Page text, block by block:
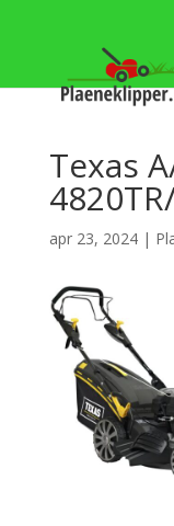
Texas
apr 23, 2024|